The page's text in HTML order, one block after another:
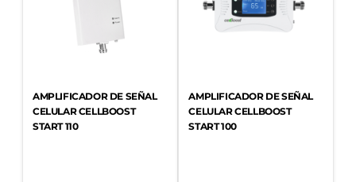
AMPLIFICADOR DE SEÑAL
CELULAR CELLBOOST
START 110
AMPLIFICADOR DE SEÑAL
CELULAR CELLBOOST
START 100